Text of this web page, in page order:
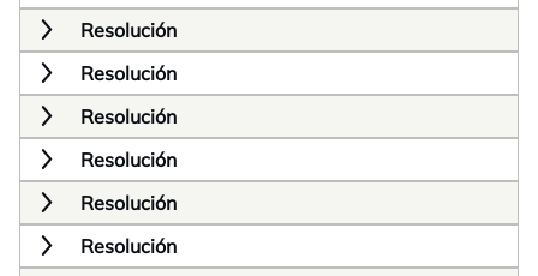
Resolución
Resolución
Resolución
Resolución
Resolución
Resolución